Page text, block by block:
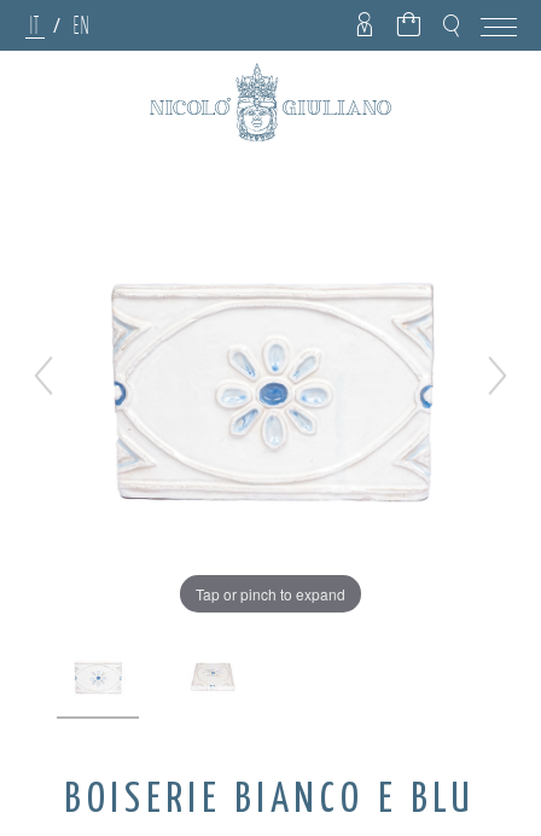
IT / EN
Tap or pinch to expand
BOISERIE BIANCO E BLU